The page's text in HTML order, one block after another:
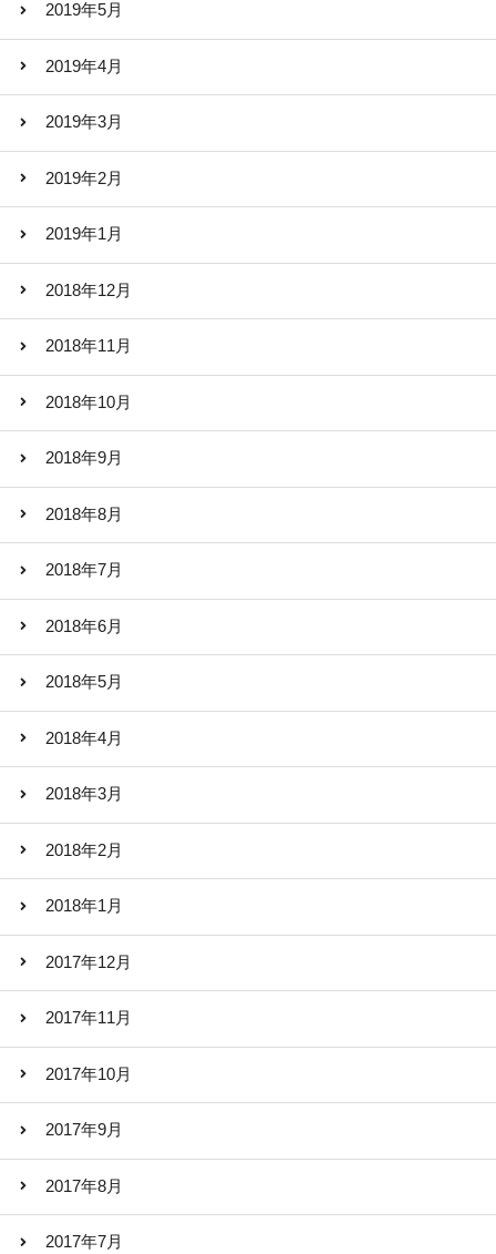
2019年5月
2019年4月
2019年3月
2019年2月
2019年1月
2018年12月
2018年11月
2018年10月
2018年9月
2018年8月
2018年7月
2018年6月
2018年5月
2018年4月
2018年3月
2018年2月
2018年1月
2017年12月
2017年11月
2017年10月
2017年9月
2017年8月
2017年7月